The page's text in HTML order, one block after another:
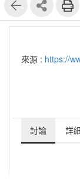
來源 : https://
討論 詳